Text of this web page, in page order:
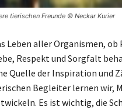
tierischen Freunde © Neckar Kurier
Leben aller Organismen,
Respekt und Sorgfalt
Quelle der Inspiration und
Begleiter lernen wir,
Es ist wichtig, die